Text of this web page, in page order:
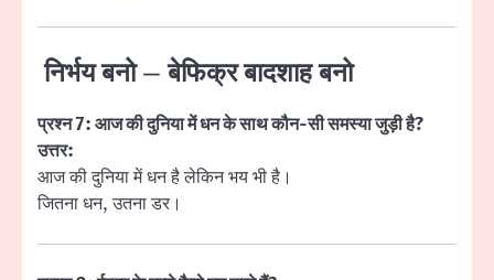
निर्भय बनो – बेफिक्र बादशाह बनो
प्रश्न 7: आज की दुनिया में धन के साथ कौन-सी समस्या जुड़ी है?
उत्तर:
आज की दुनिया में धन है लेकिन भय भी है।
जितना धन, उतना डर।